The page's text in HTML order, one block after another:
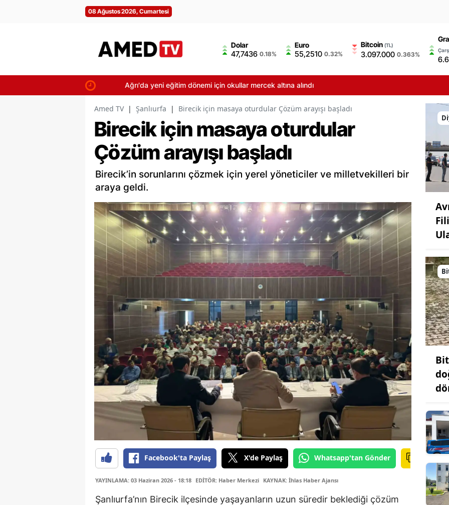
08 Ağustos 2026, Cumartesi
Dolar
47,7436 0.18%
Euro
55,2510 0.32%
Bitcoin(TL)
3.097.000 0.363%
Ağrı'da yeni eğitim dönemi için okullar mercek altına alındı
Amed TV | Şanlıurfa | Birecik için masaya oturdular Çözüm arayışı başladı
Birecik için masaya oturdular
Çözüm arayışı başladı
Birecik’in sorunlarını çözmek için yerel yöneticiler ve milletvekilleri bir
araya geldi.
Facebook'ta Paylaş X'de Paylaş Whatsapp'tan Gönder
YAYINLAMA: 03 Haziran 2026 - 18:18 EDİTÖR: Haber Merkezi KAYNAK: İhlas Haber Ajansı
Şanlıurfa’nın Birecik ilçesinde yaşayanların uzun süredir beklediği çözüm